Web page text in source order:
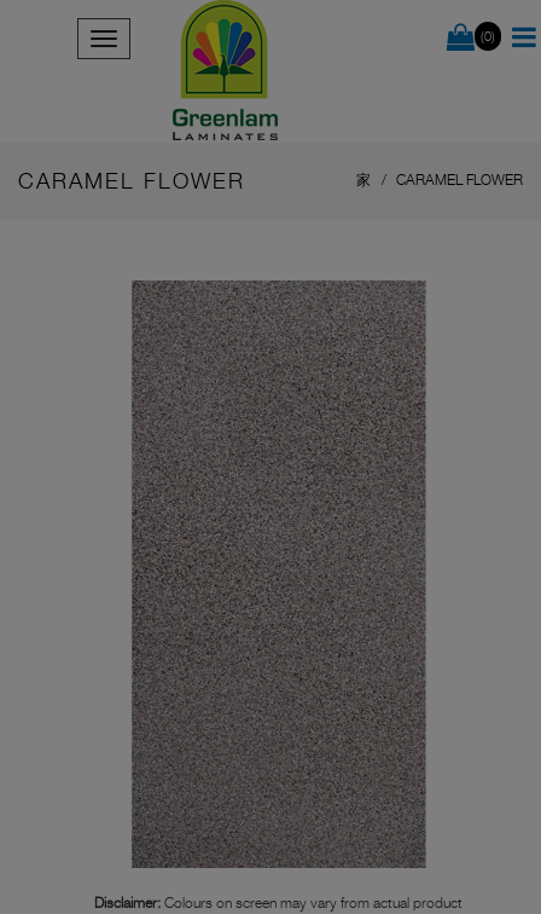
(0)
CARAMEL FLOWER 家 CARAMEL FLOWER
Disclaimer: Colours on screen may vary from actual product